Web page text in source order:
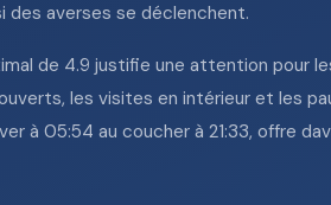
des averses se déclenchent.
de 4.9 justifie une attention pour
les visites en intérieur et les
à 05:54 au coucher à 21:33, offre